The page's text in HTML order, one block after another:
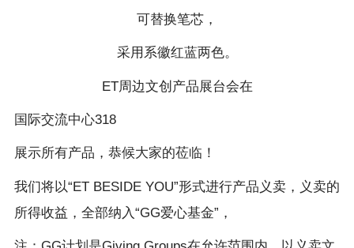
可替换笔芯，
采用系徽红蓝两色。
ET周边文创产品展台会在
国际交流中心318
展示所有产品，恭候大家的莅临！
我们将以“ET BESIDE YOU”形式进行产品义卖，义卖的
所得收益，全部纳入“GG爱心基金”，